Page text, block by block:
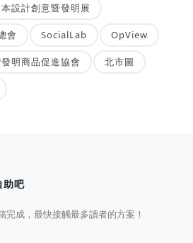
本設計創意暨發明展
會 SocialLab OpView
明商品促進協會 北市圖
助吧
成，最快接觸最多讀者的方案！